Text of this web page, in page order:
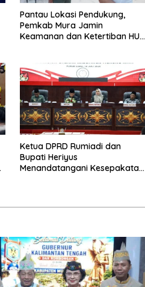
Pantau Lokasi Pendukung,
Pemkab Mura Jamin
Keamanan dan Ketertiban HUT
Ketua DPRD Rumiadi dan
Bupati Heriyus
Menandatangani Kesepakatan